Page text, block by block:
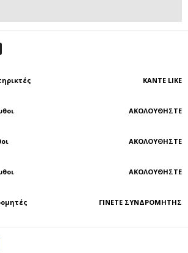
ΚΆΝΤΕ LIKE
ΑΚΟΛΟΥΘΉΣΤΕ
ΑΚΟΛΟΥΘΉΣΤΕ
ΑΚΟΛΟΥΘΉΣΤΕ
ΓΊΝΕΤΕ ΣΥΝΔΡΟΜΗΤΉΣ